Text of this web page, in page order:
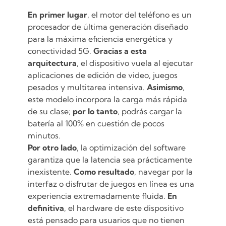
En primer lugar, el motor del teléfono es un
procesador de última generación diseñado
para la máxima eficiencia energética y
conectividad 5G. Gracias a esta
arquitectura, el dispositivo vuela al ejecutar
aplicaciones de edición de video, juegos
pesados y multitarea intensiva. Asimismo,
este modelo incorpora la carga más rápida
de su clase; por lo tanto, podrás cargar la
batería al 100% en cuestión de pocos
minutos.
Por otro lado, la optimización del software
garantiza que la latencia sea prácticamente
inexistente. Como resultado, navegar por la
interfaz o disfrutar de juegos en línea es una
experiencia extremadamente fluida. En
definitiva, el hardware de este dispositivo
está pensado para usuarios que no tienen